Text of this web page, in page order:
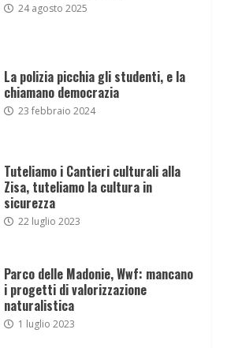
24 agosto 2025
La polizia picchia gli studenti, e la
chiamano democrazia
23 febbraio 2024
Tuteliamo i Cantieri culturali alla
Zisa, tuteliamo la cultura in
sicurezza
22 luglio 2023
Parco delle Madonie, Wwf: mancano
i progetti di valorizzazione
naturalistica
1 luglio 2023